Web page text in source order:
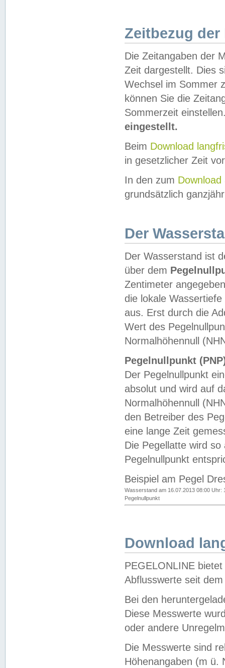
Zeitbezug der
Die Zeitangaben der
Zeit dargestellt. Dies
Wechsel im Sommer
können Sie die
Sommerzeit
eingestellt.
Beim Download
in gesetzlicher Zeit
In den zum Download
grundsätzlich
Der
Der Wasserstand ist
über dem
Zentimeter
die lokale
aus. Erst durch die
Wert des
Normalhöhennull
Pegelnullpunkt
Der Pegelnullpunkt
absolut und wird auf
Normalhöhennull
den Betreiber des
eine lange Zeit
Die Pegellatte wird
Pegelnullpunkt
Beispiel am Pegel
Wasserstand am 16.07.2013 08:00 Uhr:
Pegelnullpunkt
Download
PEGELONLINE
Abflusswerte seit
Bei den
Diese Messwerte
oder andere
Die Messwerte sind
Höhenangaben (m ü.